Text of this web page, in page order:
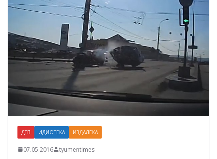
ДТП ИДИОТЕКА ИЗДАЛЕКА
07.05.2016 tyumentimes